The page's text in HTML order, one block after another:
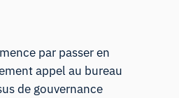
par passer en
appel au bureau
de gouvernance